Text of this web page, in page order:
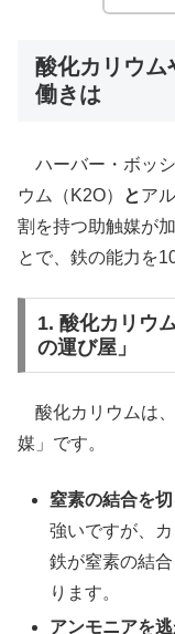
酸化カリウム
働きは
ハーバー・ボッ
ウム（K2O）
とア
割を持つ助触媒が
とで、鉄の能力を
1. 酸化カリウ
の運び屋」
酸化カリウムは
媒」です。
窒素の結合を切
強いですが、
鉄が窒素の結
ります。
アンモニアを逃